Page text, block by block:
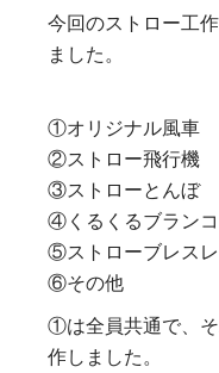
今回のストロー工
ました。
①オリジナル風車
②ストロー飛行機
③ストローとんぼ
④くるくるブランコ
⑤ストローブレスレ
⑥その他
①は全員共通で、
作しました。